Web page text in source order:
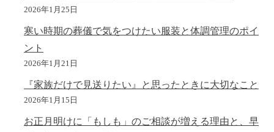
2026年1月25日
寒い時期の葬儀で気をつけたい服装と体調管理のポイ
ント
2026年1月21日
『家族だけで見送りたい』と思ったときに大切なこと
2026年1月15日
お正月明けに「もしも」のご相談が増える理由と、早